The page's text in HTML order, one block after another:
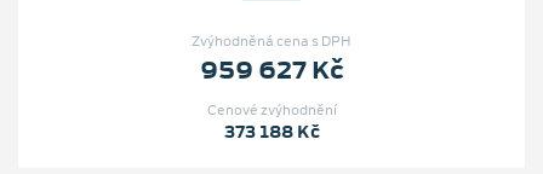
Zvýhodněná cena s DPH
959 627 Kč
Cenové zvýhodnění
373 188 Kč